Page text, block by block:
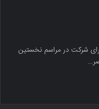
شرکت در مراسم نخستین